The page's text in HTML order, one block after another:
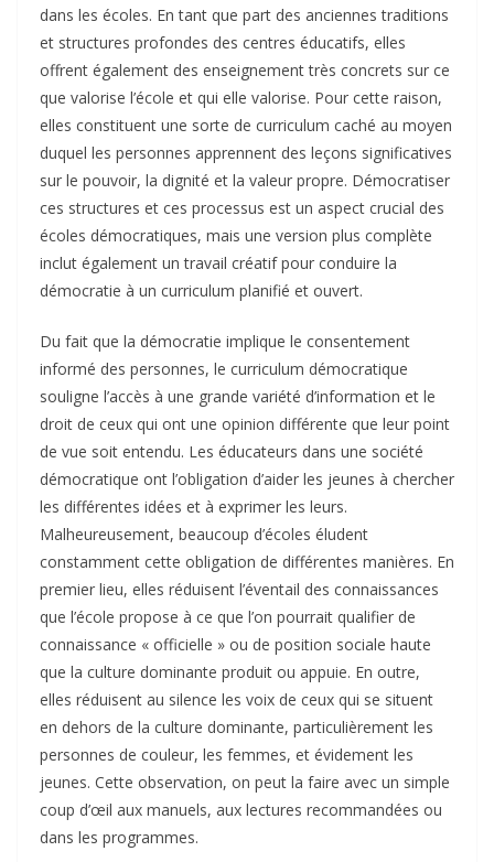
dans les écoles. En tant que part des anciennes traditions
et structures profondes des centres éducatifs, elles
offrent également des enseignement très concrets sur ce
que valorise l’école et qui elle valorise. Pour cette raison,
elles constituent une sorte de curriculum caché au moyen
duquel les personnes apprennent des leçons significatives
sur le pouvoir, la dignité et la valeur propre. Démocratiser
ces structures et ces processus est un aspect crucial des
écoles démocratiques, mais une version plus complète
inclut également un travail créatif pour conduire la
démocratie à un curriculum planifié et ouvert.
Du fait que la démocratie implique le consentement
informé des personnes, le curriculum démocratique
souligne l’accès à une grande variété d’information et le
droit de ceux qui ont une opinion différente que leur point
de vue soit entendu. Les éducateurs dans une société
démocratique ont l’obligation d’aider les jeunes à chercher
les différentes idées et à exprimer les leurs.
Malheureusement, beaucoup d’écoles éludent
constamment cette obligation de différentes manières. En
premier lieu, elles réduisent l’éventail des connaissances
que l’école propose à ce que l’on pourrait qualifier de
connaissance « officielle » ou de position sociale haute
que la culture dominante produit ou appuie. En outre,
elles réduisent au silence les voix de ceux qui se situent
en dehors de la culture dominante, particulièrement les
personnes de couleur, les femmes, et évidement les
jeunes. Cette observation, on peut la faire avec un simple
coup d’œil aux manuels, aux lectures recommandées ou
dans les programmes.